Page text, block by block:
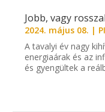
Jobb, vagy
2024. május 08. |
A tavalyi év nagy
energiaárak és az
és gyengültek a